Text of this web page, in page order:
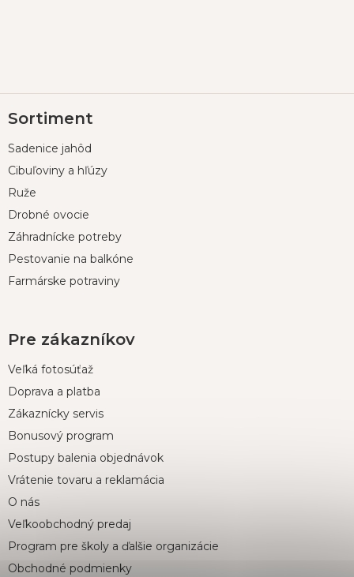
á
ä
Sortiment
Sadenice jahôd
Cibuľoviny a hľúzy
Ruže
Drobné ovocie
Záhradnícke potreby
Pestovanie na balkóne
Farmárske potraviny
Pre zákazníkov
Veľká fotosúťaž
Doprava a platba
Zákaznícky servis
Bonusový program
Postupy balenia objednávok
Vrátenie tovaru a reklamácia
O nás
Veľkoobchodný predaj
Program pre školy a ďalšie organizácie
Obchodné podmienky